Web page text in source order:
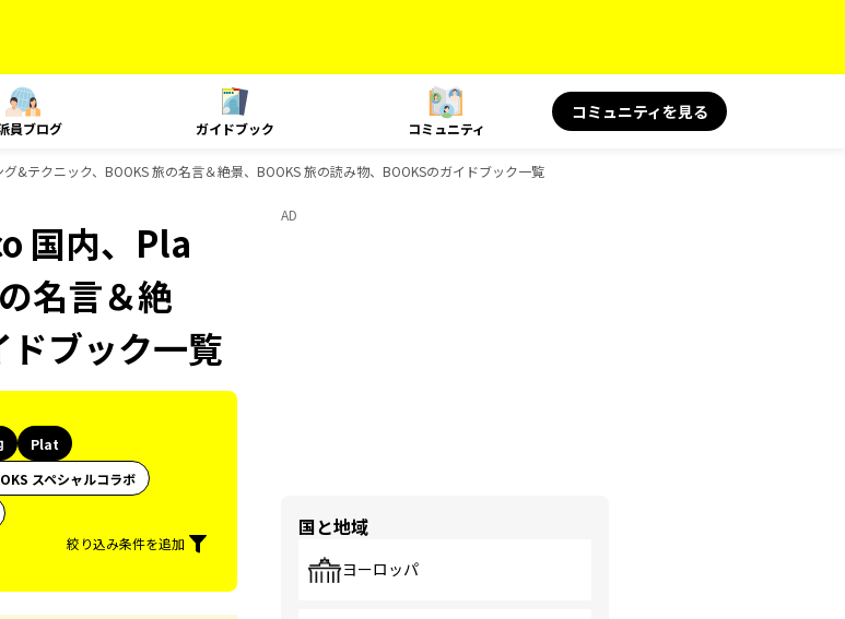
員ブログ ガイドブック コミュニティ
コミュニティを見る
&テクニック、BOOKS 旅の名言＆絶景、BOOKS 旅の読み物、BOOKSのガイドブック一覧
国内、Pla
名言＆絶
ブック一覧
Plat
スペシャルコラボ
絞り込み条件を追加
AD
国と地域
ヨーロッパ